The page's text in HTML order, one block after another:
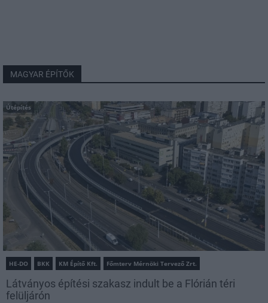
MAGYAR ÉPÍTŐK
Útépítés
HE-DO BKK KM Építő Kft. Főmterv Mérnöki Tervező Zrt.
Látványos építési szakasz indult be a Flórián téri
felüljárón